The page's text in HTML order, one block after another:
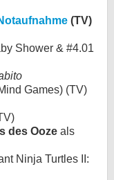
(TV)
Shower & #4.01
Games) (TV)
des Ooze als
Ninja Turtles II: